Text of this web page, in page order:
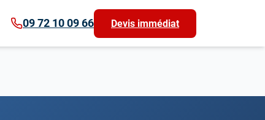
09 72 10 09 66 Devis immédiat